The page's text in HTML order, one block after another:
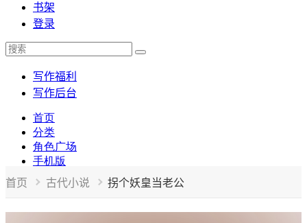
书架
登录
写作福利
写作后台
首页
分类
角色广场
手机版
首页
古代小说 拐个妖皇当老公